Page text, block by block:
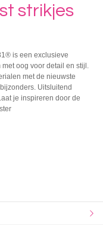
strikjes
is een exclusieve
oog voor detail en stijl.
met de nieuwste
Uitsluitend
je inspireren door de